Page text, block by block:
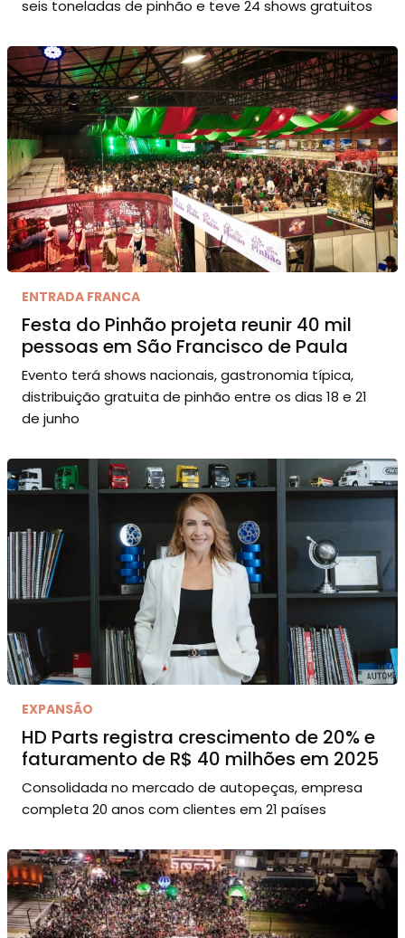
seis toneladas de pinhão e teve 24 shows gratuitos
ENTRADA FRANCA
Festa do Pinhão projeta reunir 40 mil
pessoas em São Francisco de Paula
Evento terá shows nacionais, gastronomia típica,
distribuição gratuita de pinhão entre os dias 18 e 21
de junho
EXPANSÃO
HD Parts registra crescimento de 20% e
faturamento de R$ 40 milhões em 2025
Consolidada no mercado de autopeças, empresa
completa 20 anos com clientes em 21 países